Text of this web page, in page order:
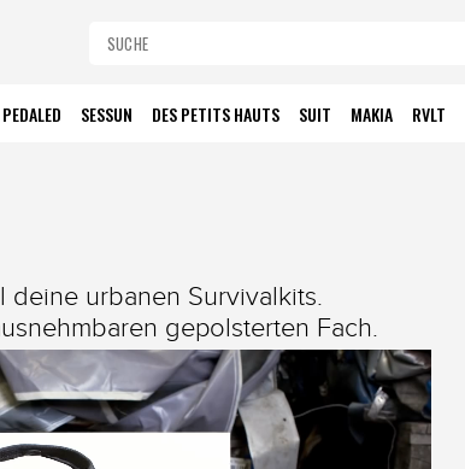
PEDALED SESSUN DES PETITS HAUTS SUIT MAKIA RVLT
deine urbanen Survivalkits.
gepolsterten Fach.